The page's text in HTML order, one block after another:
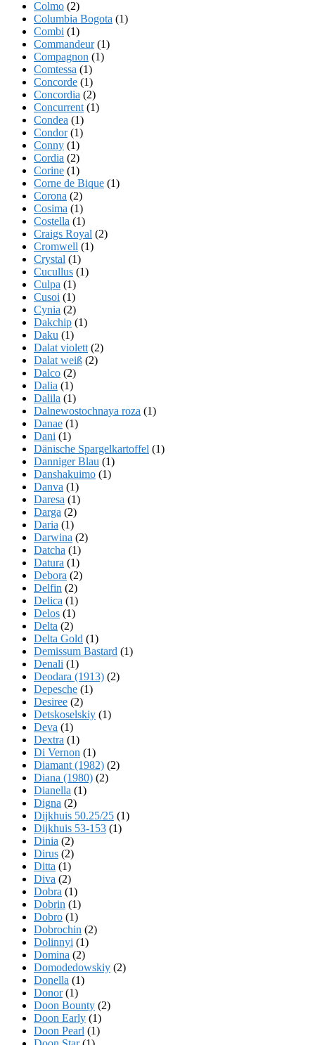
Colmo (2)
Columbia Bogota (1)
Combi (1)
Commandeur(1)
Compagnon (1)
Comtessa (1)
Concorde (1)
Concordia (2)
Concurrent (1)
Condea (1)
Condor(1)
Conny (1)
Cordia (2)
Corine (1)
Corne de Bique (1)
Corona (2)
Cosima (1)
Costella (1)
Craigs Royal (2)
Cromwell (1)
Crystal (1)
Cucullus (1)
Culpa (1)
Cusoi (1)
Cynia (2)
Dakchip (1)
Daku (1)
Dalat violett (2)
Dalat weiß (2)
Dalco (2)
Dalia (1)
Dalila (1)
Dalnewostochnaya roza (1)
Danae (1)
Dani (1)
Dänische Spargelkartoffel (1)
Danniger Blau (1)
Danshakuimo (1)
Danva (1)
Daresa (1)
Darga (2)
Daria (1)
Darwina (2)
Datcha (1)
Datura (1)
Debora (2)
Delfin (2)
Delica (1)
Delos (1)
Delta (2)
Delta Gold (1)
Demissum Bastard (1)
Denali (1)
Deodara (1913) (2)
Depesche (1)
Desiree (2)
Detskoselskiy (1)
Deva (1)
Dextra (1)
Di Vernon (1)
Diamant (1982) (2)
Diana (1980) (2)
Dianella (1)
Digna (2)
Dijkhuis 50.25/25 (1)
Dijkhuis 53-153 (1)
Dinia (2)
Dirus (2)
Ditta (1)
Diva (2)
Dobra (1)
Dobrin (1)
Dobro (1)
Dobrochin (2)
Dolinnyi (1)
Domina (2)
Domodedowskiy (2)
Donella (1)
Donor(1)
Doon Bounty (2)
Doon Early (1)
Doon Pearl (1)